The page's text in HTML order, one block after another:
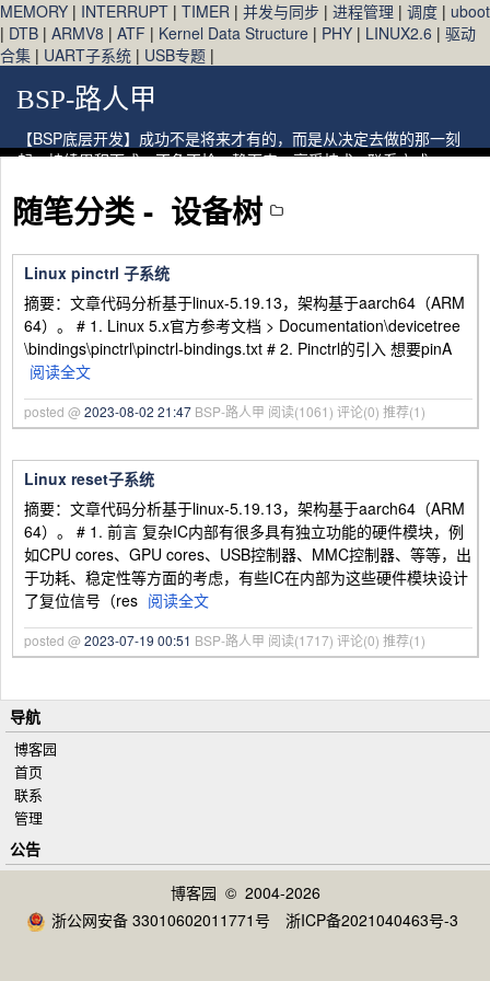
MEMORY | INTERRUPT | TIMER | 并发与同步 | 进程管理 | 调度 | uboot
| DTB | ARMV8 | ATF | Kernel Data Structure | PHY | LINUX2.6 | 驱动
合集 | UART子系统 | USB专题 |
BSP-路人甲
【BSP底层开发】成功不是将来才有的，而是从决定去做的那一刻
起，持续累积而成。不争不抢，静下来，享受技术~ 联系方式：
随笔分类 - 设备树
Linux pinctrl 子系统
摘要：文章代码分析基于linux-5.19.13，架构基于aarch64（ARM
64）。 # 1. Linux 5.x官方参考文档 > Documentation\devicetree
\bindings\pinctrl\pinctrl-bindings.txt # 2. Pinctrl的引入 想要pinA
阅读全文
posted @2023-08-02 21:47 BSP-路人甲 阅读(1061) 评论(0) 推荐(1)
Linux reset子系统
摘要：文章代码分析基于linux-5.19.13，架构基于aarch64（ARM
64）。 # 1. 前言 复杂IC内部有很多具有独立功能的硬件模块，例
如CPU cores、GPU cores、USB控制器、MMC控制器、等等，出
于功耗、稳定性等方面的考虑，有些IC在内部为这些硬件模块设计
了复位信号（res 阅读全文
posted @2023-07-19 00:51 BSP-路人甲 阅读(1717) 评论(0) 推荐(1)
导航
博客园
首页
联系
管理
公告
博客园 © 2004-2026
浙公网安备 33010602011771号
浙ICP备2021040463号-3